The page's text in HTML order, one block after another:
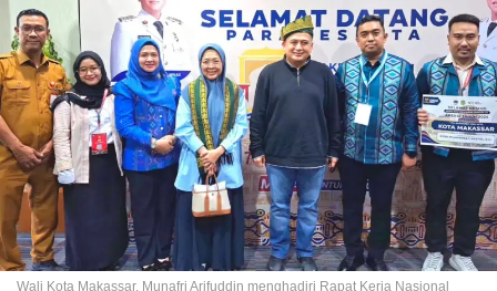
Wali Kota Makassar, Munafri Arifuddin menghadiri Rapat Kerja Nasional